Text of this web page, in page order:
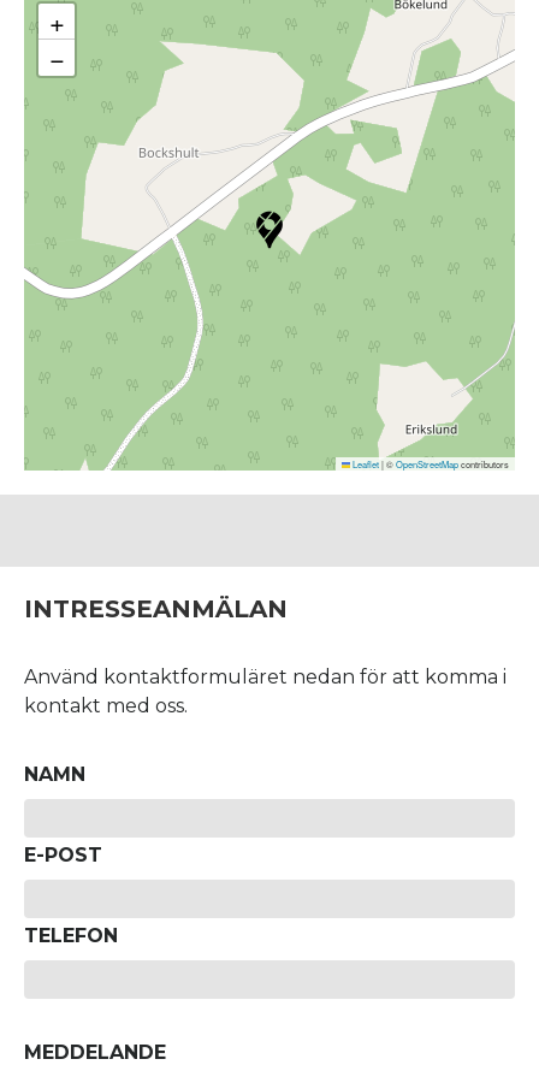
+
−
Leaflet|©OpenStreetMapcontributors
INTRESSEANMÄLAN
Använd kontaktformuläret nedan för att komma i
kontakt med oss.
NAMN
E-POST
TELEFON
MEDDELANDE